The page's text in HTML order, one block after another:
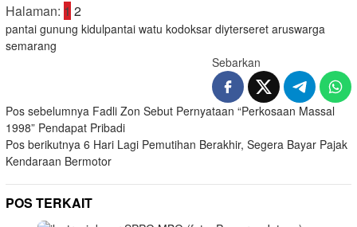
Halaman: 1 2
pantai gunung kidulpantai watu kodoksar diyterseret aruswarga
semarang
Sebarkan
Navigasi
pos
Pos sebelumnya Fadli Zon Sebut Pernyataan “Perkosaan Massal
1998” Pendapat Pribadi
Pos berikutnya 6 Hari Lagi Pemutihan Berakhir, Segera Bayar Pajak
Kendaraan Bermotor
POS TERKAIT